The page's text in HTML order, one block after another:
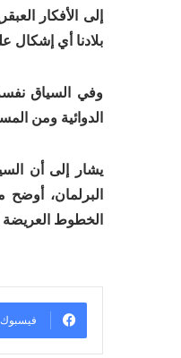
إلى الأفكار
بلادنا أي إشكال
وفي السياق
الدوائية ومن
يشار إلى أن
البرلمان، أوضح
الخطوط العريضة
فيسبوك